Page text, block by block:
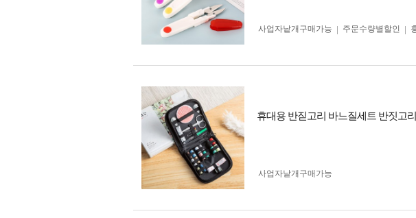
사업자 낱개구매가능
주문수량별할인
휴대용 반짇고리 바느질세트 반짓고
사업자 낱개구매가능